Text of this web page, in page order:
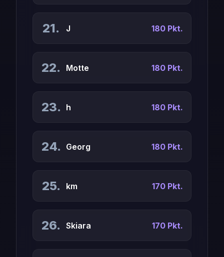
21. J 180 Pkt.
22. Motte 180 Pkt.
23. h 180 Pkt.
24. Georg 180 Pkt.
25. km 170 Pkt.
26. Skiara 170 Pkt.